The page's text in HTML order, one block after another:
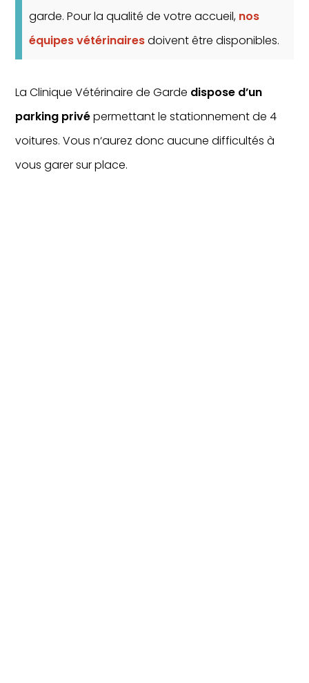
garde. Pour la qualité de votre accueil, nos
équipes vétérinairesdoivent être disponibles.
La Clinique Vétérinaire de Garde dispose d’un
parking privépermettant le stationnement de 4
voitures. Vous n‘aurez donc aucune difficultés à
vous garer sur place.